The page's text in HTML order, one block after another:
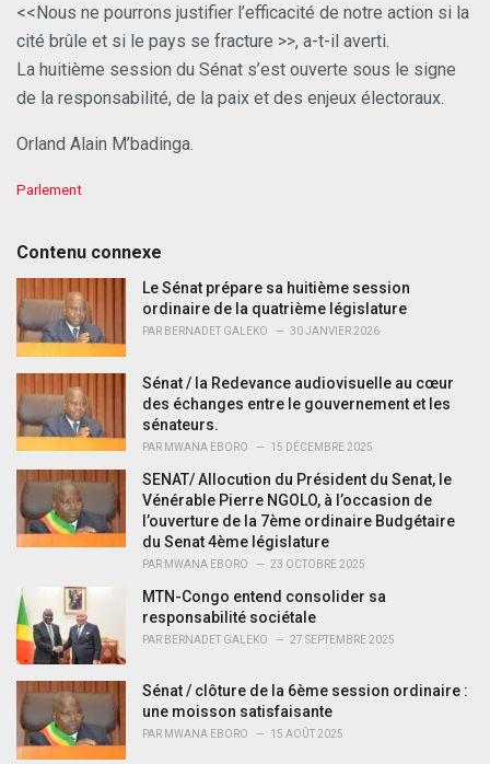
<<Nous ne pourrons justifier l’efficacité de notre action si la
cité brûle et si le pays se fracture >>, a-t-il averti.
La huitième session du Sénat s’est ouverte sous le signe
de la responsabilité, de la paix et des enjeux électoraux.
Orland Alain M’badinga.
C
e
r
i
e
Parlement
Contenu connexe
Le Sénat prépare sa huitième session
ordinaire de la quatrième législature
PAR BERNADET GALEKO 30 JANVIER 2026
Sénat / la Redevance audiovisuelle au cœur
des échanges entre le gouvernement et les
sénateurs.
PAR MWANA EBORO 15 DÉCEMBRE 2025
SENAT/ Allocution du Président du Senat, le
Vénérable Pierre NGOLO, à l’occasion de
l’ouverture de la 7ème ordinaire Budgétaire
du Senat 4ème législature
PAR MWANA EBORO 23 OCTOBRE 2025
MTN-Congo entend consolider sa
responsabilité sociétale
PAR BERNADET GALEKO 27 SEPTEMBRE 2025
Sénat / clôture de la 6ème session ordinaire :
une moisson satisfaisante
PAR MWANA EBORO 15 AOÛT 2025